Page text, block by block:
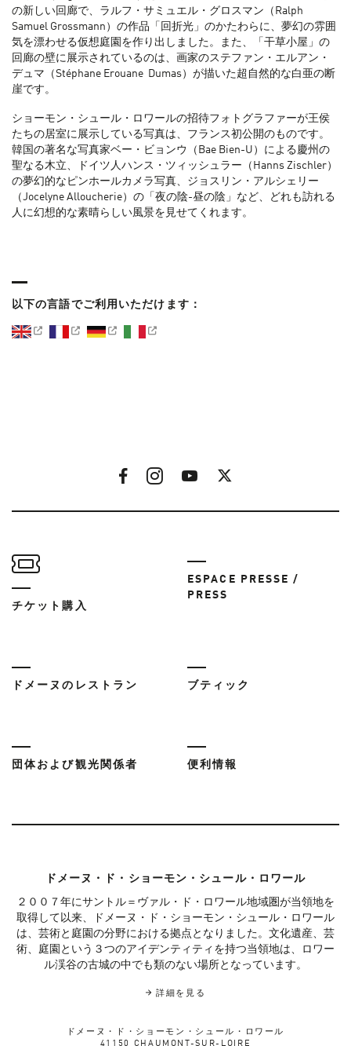
の新しい回廊で、ラルフ・サミュエル・グロスマン（Ralph
Samuel Grossmann）の作品「回折光」のかたわらに、夢幻の雰囲
気を漂わせる仮想庭園を作り出しました。また、「干草小屋」の
回廊の壁に展示されているのは、画家のステファン・エルアン・
デュマ（Stéphane Erouane Dumas）が描いた超自然的な白亜の断
崖です。
ショーモン・シュール・ロワールの招待フォトグラファーが王侯
たちの居室に展示している写真は、フランス初公開のものです。
韓国の著名な写真家ベー・ビョンウ（Bae Bien-U）による慶州の
聖なる木立、ドイツ人ハンス・ツィッシュラー（Hanns Zischler）
の夢幻的なピンホールカメラ写真、ジョスリン・アルシェリー
（Jocelyne Alloucherie）の「夜の陰-昼の陰」など、どれも訪れる
人に幻想的な素晴らしい風景を見せてくれます。
以下の言語でご利用いただけます：
チケット購入
ESPACE PRESSE /
PRESS
ドメーヌのレストラン ブティック
団体および観光関係者 便利情報
ドメーヌ・ド・ショーモン・シュール・ロワール
２００７年にサントル＝ヴァル・ド・ロワール地域圏が当領地を
取得して以来、ドメーヌ・ド・ショーモン・シュール・ロワール
は、芸術と庭園の分野における拠点となりました。文化遺産、芸
術、庭園という３つのアイデンティティを持つ当領地は、ロワー
ル渓谷の古城の中でも類のない場所となっています。
詳細を見る
ドメーヌ・ド・ショーモン・シュール・ロワール